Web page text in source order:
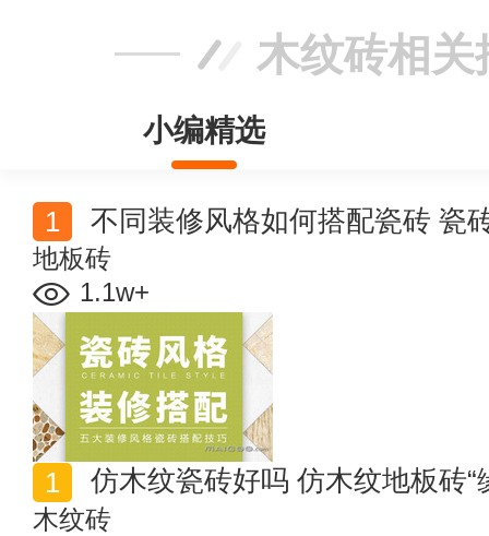
木纹砖相关
小编精选
不同装修风格如何搭配瓷砖 瓷
地板砖
1.1w+
仿木纹瓷砖好吗 仿木纹地板砖“
木纹砖